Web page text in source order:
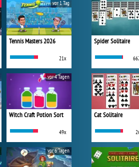
Tennis Masters 2026
21x
vor 1 Tag
Witch Craft Potion Sort
49x
vor 4 Tagen
vor 6 Tagen
Spider Solitaire
Cat Solitaire